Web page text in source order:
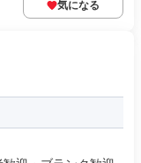
気になる